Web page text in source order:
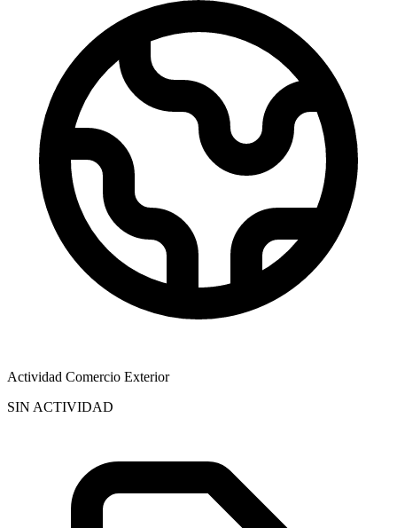
Actividad Comercio Exterior
SIN ACTIVIDAD